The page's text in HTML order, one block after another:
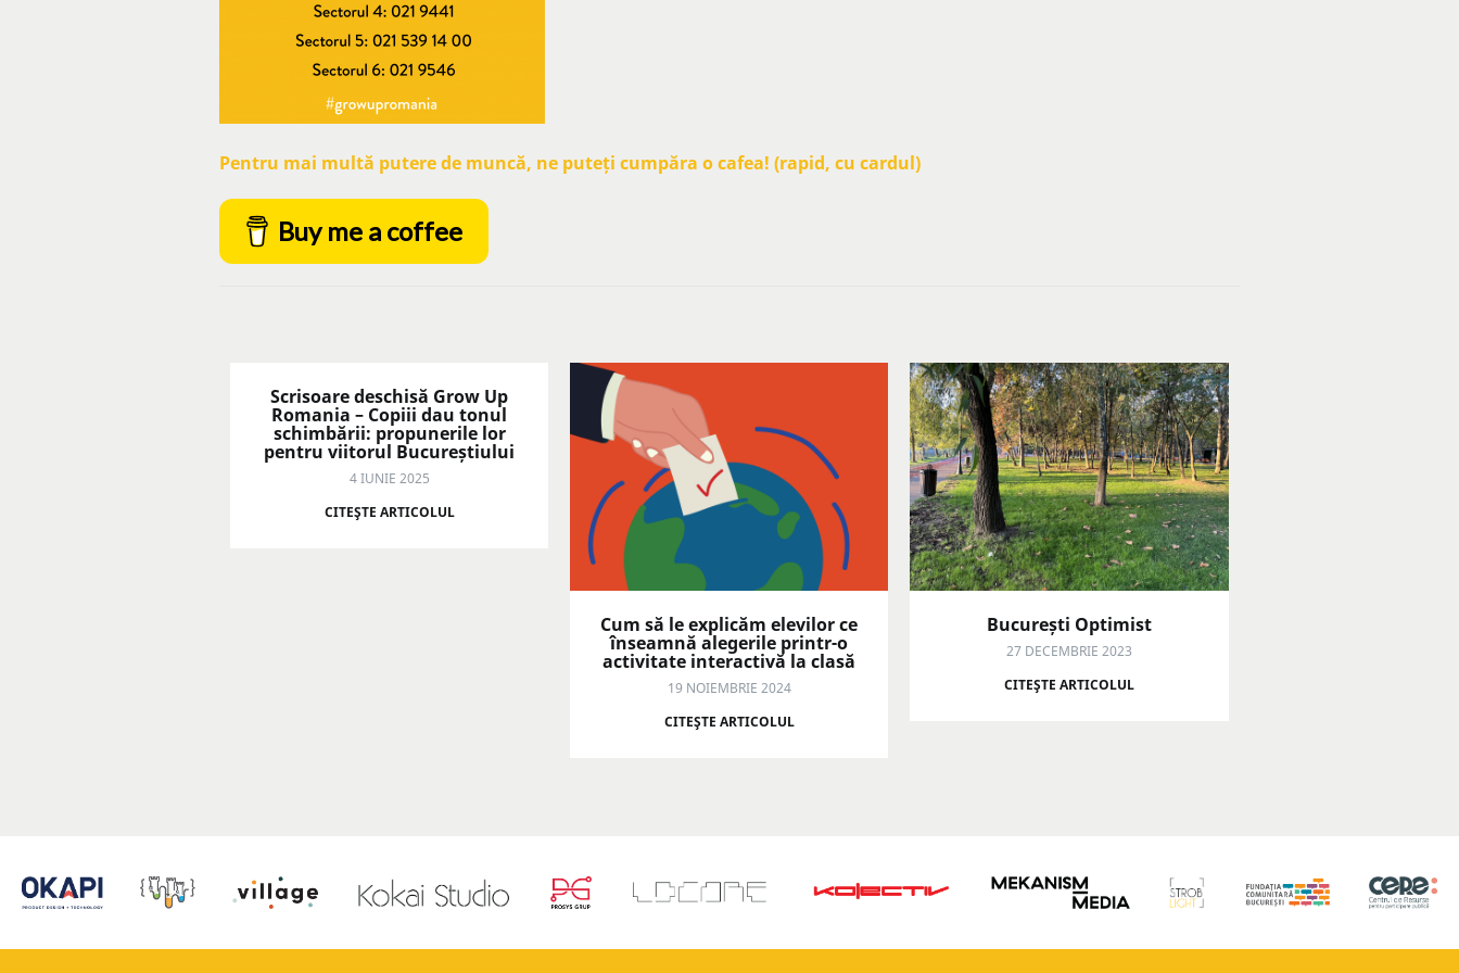
Pentru mai multă putere de muncă, ne puteți cumpăra o cafea! (rapid, cu cardul)
Buy me a coffee
Scrisoare deschisă Grow Up
Romania – Copiii dau tonul
schimbării: propunerile lor
pentru viitorul Bucureștiului
4 IUNIE 2025
CITEŞTE ARTICOLUL
Cum să le explicăm elevilor ce
înseamnă alegerile printr-o
activitate interactivă la clasă
19 NOIEMBRIE 2024
CITEŞTE ARTICOLUL
București Optimist
27 DECEMBRIE 2023
CITEŞTE ARTICOLUL